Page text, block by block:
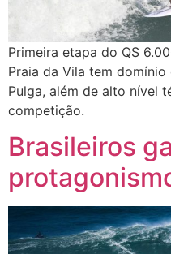
Primeira etapa do QS
Praia da Vila tem domínio
Pulga, além de alto nível
competição.
Brasileiros